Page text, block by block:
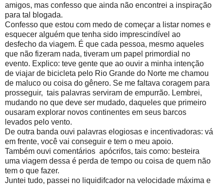
amigos, mas confesso que ainda não encontrei a inspiração
para tal blogada.
Confesso que estou com medo de começar a listar nomes e
esquecer alguém que tenha sido imprescindível ao
desfecho da viagem. É que cada pessoa, mesmo aqueles
que não fizeram nada, tiveram um papel primordial no
evento. Explico: teve gente que ao ouvir a minha intenção
de viajar de bicicleta pelo Rio Grande do Norte me chamou
de maluco ou coisa do gênero. Se me faltava coragem para
prosseguir, tais palavras serviram de empurrão. Lembrei,
mudando no que deve ser mudado, daqueles que primeiro
ousaram explorar novos continentes em seus barcos
levados pelo vento.
De outra banda ouvi palavras elogiosas e incentivadoras: vá
em frente, você vai conseguir e tem o meu apoio.
Também ouvi comentários apócrifos, tais como: besteira
uma viagem dessa é perda de tempo ou coisa de quem não
tem o que fazer.
Juntei tudo, passei no liquidifcador na velocidade máxima e